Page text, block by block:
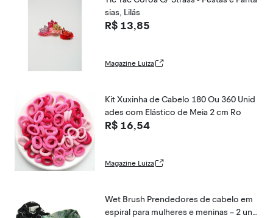
sias, Lilás
R$ 13,85
Magazine Luiza
Kit Xuxinha de Cabelo 180 Ou 360 Unid
ades com Elástico de Meia 2 cm Ro
R$ 16,54
Magazine Luiza
Wet Brush Prendedores de cabelo em
espiral para mulheres e meninas – 2 uni